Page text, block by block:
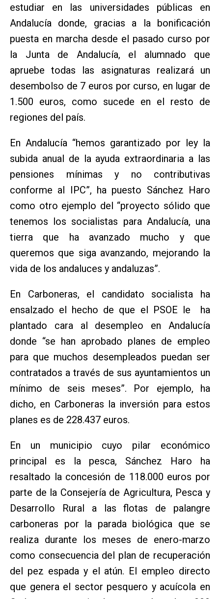
estudiar en las universidades públicas en
Andalucía donde, gracias a la bonificación
puesta en marcha desde el pasado curso por
la Junta de Andalucía, el alumnado que
apruebe todas las asignaturas realizará un
desembolso de 7 euros por curso, en lugar de
1.500 euros, como sucede en el resto de
regiones del país.
En Andalucía “hemos garantizado por ley la
subida anual de la ayuda extraordinaria a las
pensiones mínimas y no contributivas
conforme al IPC”, ha puesto Sánchez Haro
como otro ejemplo del “proyecto sólido que
tenemos los socialistas para Andalucía, una
tierra que ha avanzado mucho y que
queremos que siga avanzando, mejorando la
vida de los andaluces y andaluzas”.
En Carboneras, el candidato socialista ha
ensalzado el hecho de que el PSOE le ha
plantado cara al desempleo en Andalucía
donde “se han aprobado planes de empleo
para que muchos desempleados puedan ser
contratados a través de sus ayuntamientos un
mínimo de seis meses”. Por ejemplo, ha
dicho, en Carboneras la inversión para estos
planes es de 228.437 euros.
En un municipio cuyo pilar económico
principal es la pesca, Sánchez Haro ha
resaltado la concesión de 118.000 euros por
parte de la Consejería de Agricultura, Pesca y
Desarrollo Rural a las flotas de palangre
carboneras por la parada biológica que se
realiza durante los meses de enero-marzo
como consecuencia del plan de recuperación
del pez espada y el atún. El empleo directo
que genera el sector pesquero y acuícola en